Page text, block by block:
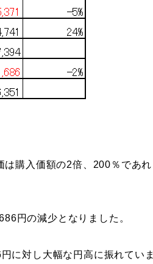
購入価額の2倍、200％であれ
円の減少となりました。
に対し大幅な円高に振れていま